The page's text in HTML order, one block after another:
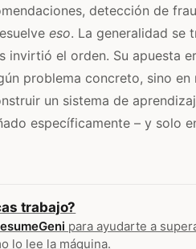
detección de
eso. La generalidad se
invirtió el orden. Su apuesta
problema concreto, sino
un sistema de
específicamente – y solo
trabajo?
para ayudarte a
lo lee la máquina.